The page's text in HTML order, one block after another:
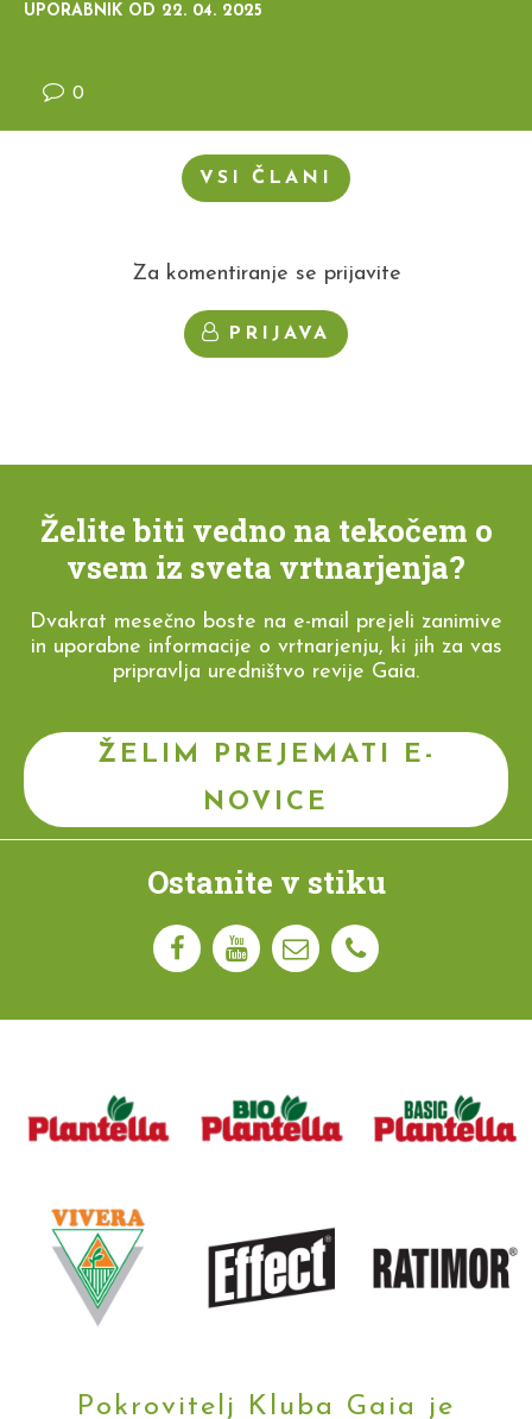
UPORABNIK OD 22. 04. 2025
0
VSI ČLANI
Za komentiranje se prijavite
PRIJAVA
Želite biti vedno na tekočem o
vsem iz sveta vrtnarjenja?
Dvakrat mesečno boste na e-mail prejeli zanimive
in uporabne informacije o vrtnarjenju, ki jih za vas
pripravlja uredništvo revije Gaia.
ŽELIM PREJEMATI E-
NOVICE
Ostanite v stiku
Pokrovitelj Kluba Gaia je